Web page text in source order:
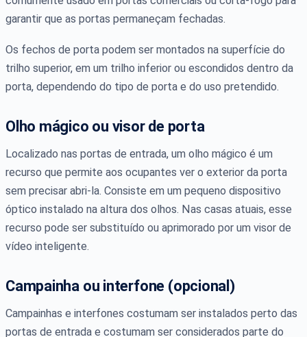
garantir que as portas permaneçam fechadas.
Os fechos de porta podem ser montados na superfície do
trilho superior, em um trilho inferior ou escondidos dentro da
porta, dependendo do tipo de porta e do uso pretendido.
Olho mágico ou visor de porta
Localizado nas portas de entrada, um olho mágico é um
recurso que permite aos ocupantes ver o exterior da porta
sem precisar abri-la. Consiste em um pequeno dispositivo
óptico instalado na altura dos olhos. Nas casas atuais, esse
recurso pode ser substituído ou aprimorado por um visor de
vídeo inteligente.
Campainha ou interfone (opcional)
Campainhas e interfones costumam ser instalados perto das
portas de entrada e costumam ser considerados parte do